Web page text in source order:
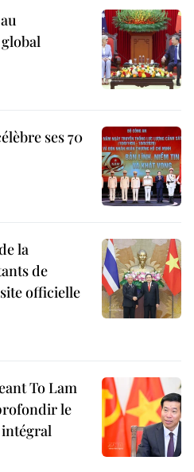
ses 70
la
de
officielle
To Lam
le